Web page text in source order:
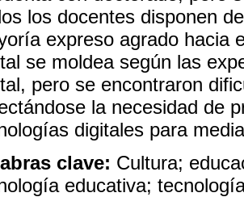
los docentes disponen
expreso agrado hacia
se moldea según las
pero se encontraron
la necesidad de
digitales para
clave: Cultura;
educativa;